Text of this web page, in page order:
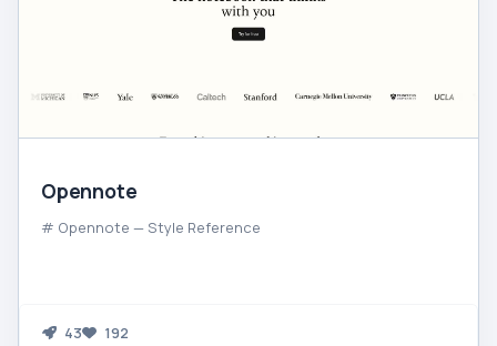
Opennote
# Opennote — Style Reference
43 192